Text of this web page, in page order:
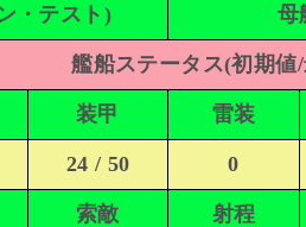
・テスト)
母
艦船ステータス(初期値
装甲 雷装
24 / 50 0
索敵 射程